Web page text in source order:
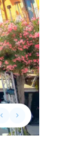
keyboard_arrow_leftPrevious slide
keyboard_arrow_rightNext slide